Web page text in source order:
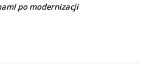
po modernizacji